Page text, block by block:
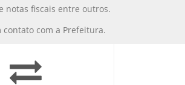
notas fiscais entre outros.
com a Prefeitura.